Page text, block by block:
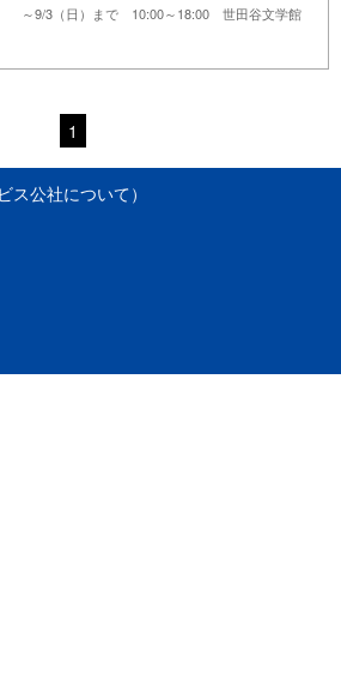
～9/3（日）まで 10:00～18:00 世田谷文学館
1
ス公社について）